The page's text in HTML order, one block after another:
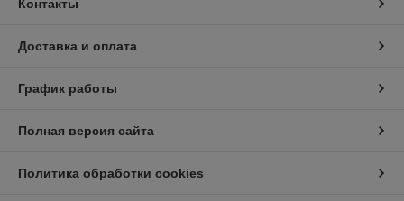
Контакты
Доставка и оплата
График работы
Полная версия сайта
Политика обработки cookies